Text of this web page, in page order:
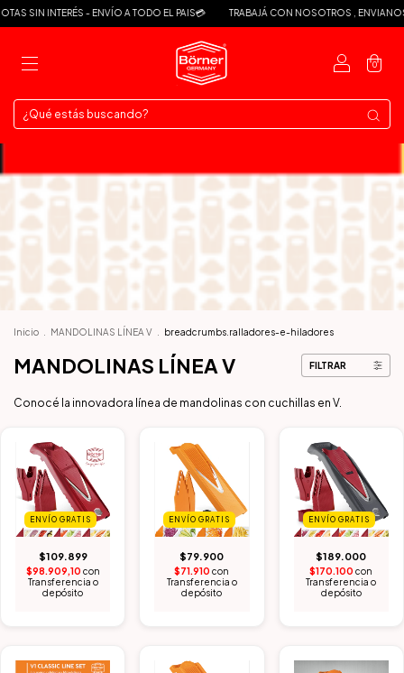
SIN INTERÉS - ENVÍO A TODO EL PAIS💳 TRABAJÁ CON NOSOTROS , ENVIANOS
0
Inicio MANDOLINAS LÍNEA V breadcrumbs.ralladores-e-hiladores
MANDOLINAS LÍNEA V FILTRAR
Conocé la innovadora línea de mandolinas con cuchillas en V.
ENVÍO GRATIS
$109.899
$98.909,10 con
Transferencia o
depósito
ENVÍO GRATIS
$79.900
$71.910con
Transferencia o
depósito
ENVÍO GRATIS
$189.000
$170.100con
Transferencia o
depósito